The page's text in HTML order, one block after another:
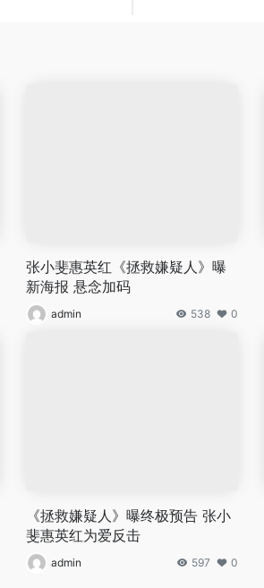
张小斐惠英红《拯救嫌疑人》曝
新海报 悬念加码
admin 538 0
《拯救嫌疑人》曝终极预告 张小
斐惠英红为爱反击
admin 597 0